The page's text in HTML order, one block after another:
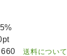
660 送料について